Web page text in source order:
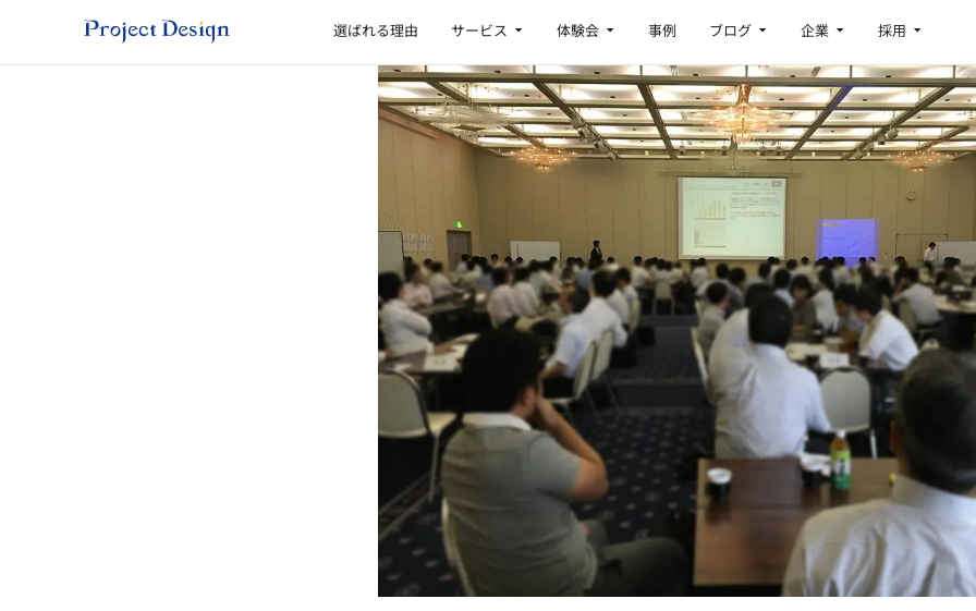
を
選ばれる理由 サービス Open サービス
体験会 Open 体験会
事例 ブログ Open ブログ
企業 Open 企業
採用 Open 採